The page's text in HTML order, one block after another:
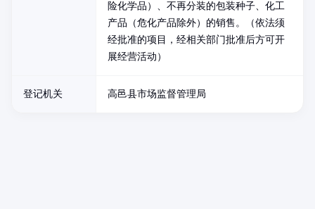
险化学品）、不再分装的包装种子、化工
产品（危化产品除外）的销售。（依法须
经批准的项目，经相关部门批准后方可开
展经营活动）
登记机关 高邑县市场监督管理局